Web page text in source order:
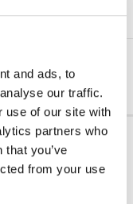
and ads, to
our traffic.
use of our site with
partners who
you’ve
from your use
modell
mellanstorlek
5591